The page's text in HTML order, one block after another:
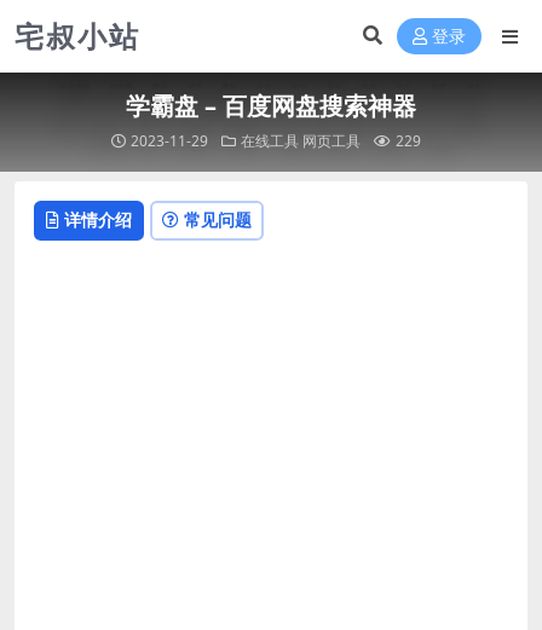
宅叔小站 登录
学霸盘 – 百度网盘搜索神器
2023-11-29 在线工具 网页工具 229
详情介绍 常见问题